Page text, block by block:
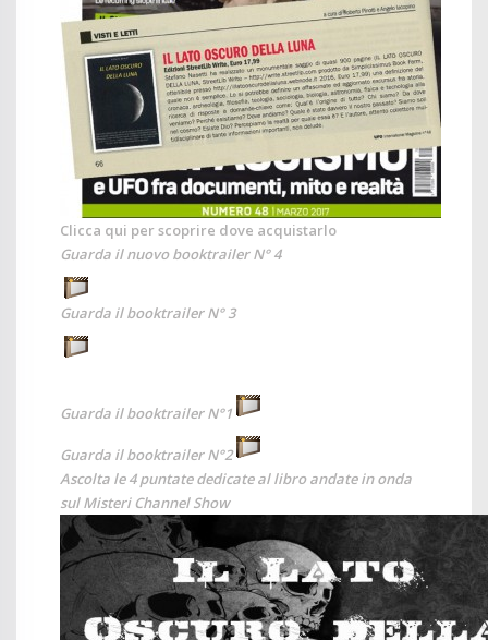
Clicca qui per scoprire dove acquistarlo
Guarda il nuovo booktrailer N° 4
Guarda il booktrailer N° 3
Guarda il booktrailer N°1
Guarda il booktrailer N°2
Ascolta le 4 puntate dedicate al libro andate in onda
sul Misteri Channel Show